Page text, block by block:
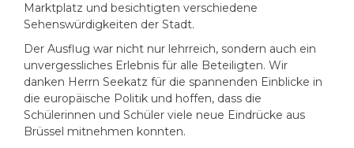
Marktplatz und besichtigten verschiedene
Sehenswürdigkeiten der Stadt.
Der Ausflug war nicht nur lehrreich, sondern auch ein
unvergessliches Erlebnis für alle Beteiligten. Wir
danken Herrn Seekatz für die spannenden Einblicke in
die europäische Politik und hoffen, dass die
Schülerinnen und Schüler viele neue Eindrücke aus
Brüssel mitnehmen konnten.